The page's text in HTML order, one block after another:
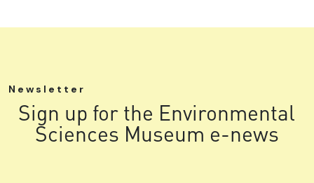
Newsletter
Sign up for the Environmental
Sciences Museum e-news